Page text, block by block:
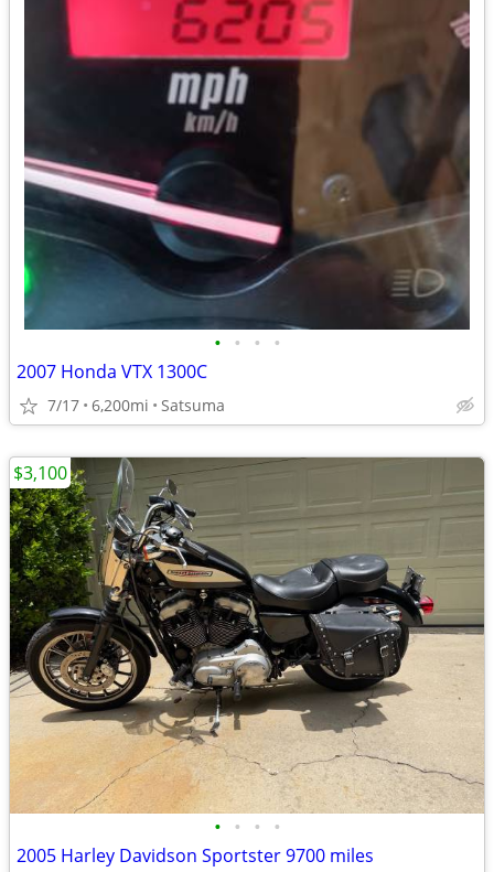
• • • •
2007 Honda VTX 1300C
7/17 6,200mi Satsuma
• • • •
2005 Harley Davidson Sportster 9700 miles
$3,100